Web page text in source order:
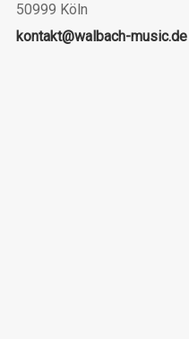
50999 Köln
kontakt@walbach-music.de